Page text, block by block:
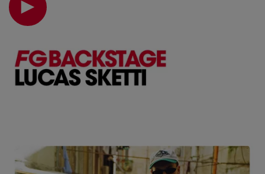
datant de 2007 ! 🎧 Ecoutez Radio FG su